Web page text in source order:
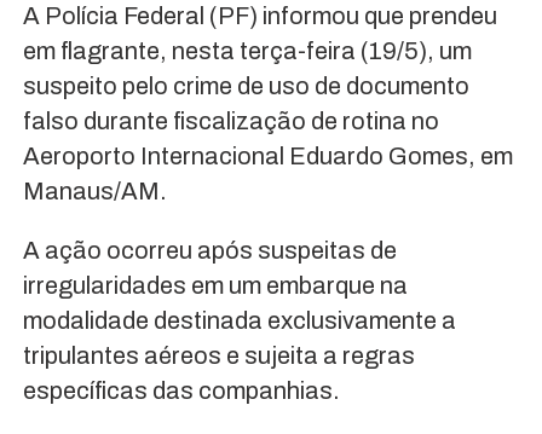
A Polícia Federal (PF) informou que prendeu
em flagrante, nesta terça-feira (19/5), um
suspeito pelo crime de uso de documento
falso durante fiscalização de rotina no
Aeroporto Internacional Eduardo Gomes, em
Manaus/AM.
A ação ocorreu após suspeitas de
irregularidades em um embarque na
modalidade destinada exclusivamente a
tripulantes aéreos e sujeita a regras
específicas das companhias.